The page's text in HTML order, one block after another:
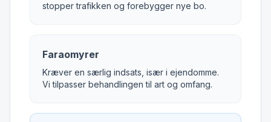
stopper trafikken og forebygger nye bo.
Faraomyrer
Kræver en særlig indsats, især i ejendomme.
Vi tilpasser behandlingen til art og omfang.